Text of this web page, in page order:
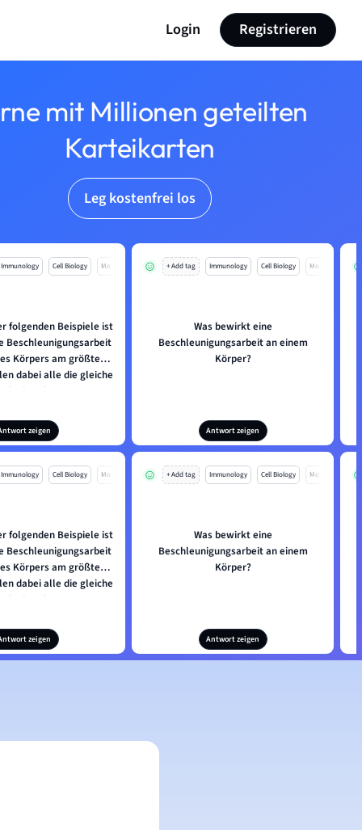
Login Registrieren
mit Millionen geteilten
Karteikarten
Leg kostenfrei los
Immunology Cell Biology Mo
folgenden Beispiele ist
Beschleunigungsarbeit
Körpers am größten?
dabei alle die gleiche
Höhe herab.
zeigen
+ Add tag Immunology Cell Biology Mo
Was bewirkt eine
Beschleunigungsarbeit an einem
Körper?
Antwort zeigen
Immunology Cell Biology Mo
folgenden Beispiele ist
Beschleunigungsarbeit
Körpers am größten?
dabei alle die gleiche
Höhe herab.
zeigen
+ Add tag Immunology Cell Biology Mo
Was bewirkt eine
Beschleunigungsarbeit an einem
Körper?
Antwort zeigen